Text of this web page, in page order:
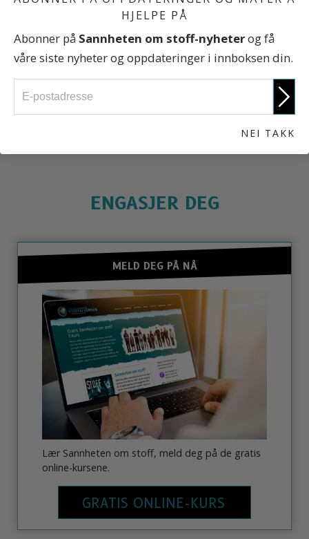
Hvem vi mistet på grunn av fentanyl
Sannheten om Stoff
ENGASJER DEG
MELD DEG PÅ NÅ
Lær Sannheten om stoff, meld deg på de gratis
online-kursene.
GRATIS ONLINE-KURS
HJELPE PÅ
Abonner på Sannheten om stoff-nyheterog få
våre siste nyheter og oppdateringer i innboksen din.
NEI TAKK